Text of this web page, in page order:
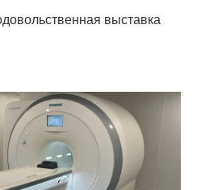
выставка